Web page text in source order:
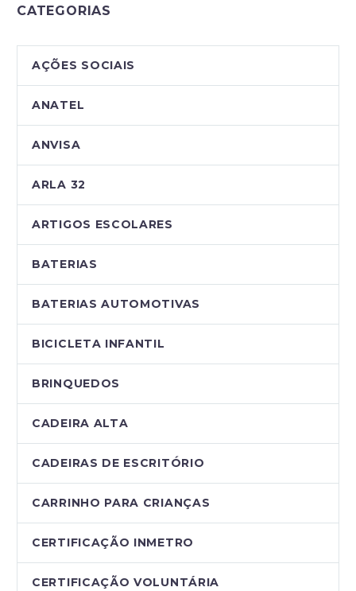
CATEGORIAS
AÇÕES SOCIAIS
ANATEL
ANVISA
ARLA 32
ARTIGOS ESCOLARES
BATERIAS
BATERIAS AUTOMOTIVAS
BICICLETA INFANTIL
BRINQUEDOS
CADEIRA ALTA
CADEIRAS DE ESCRITÓRIO
CARRINHO PARA CRIANÇAS
CERTIFICAÇÃO INMETRO
CERTIFICAÇÃO VOLUNTÁRIA